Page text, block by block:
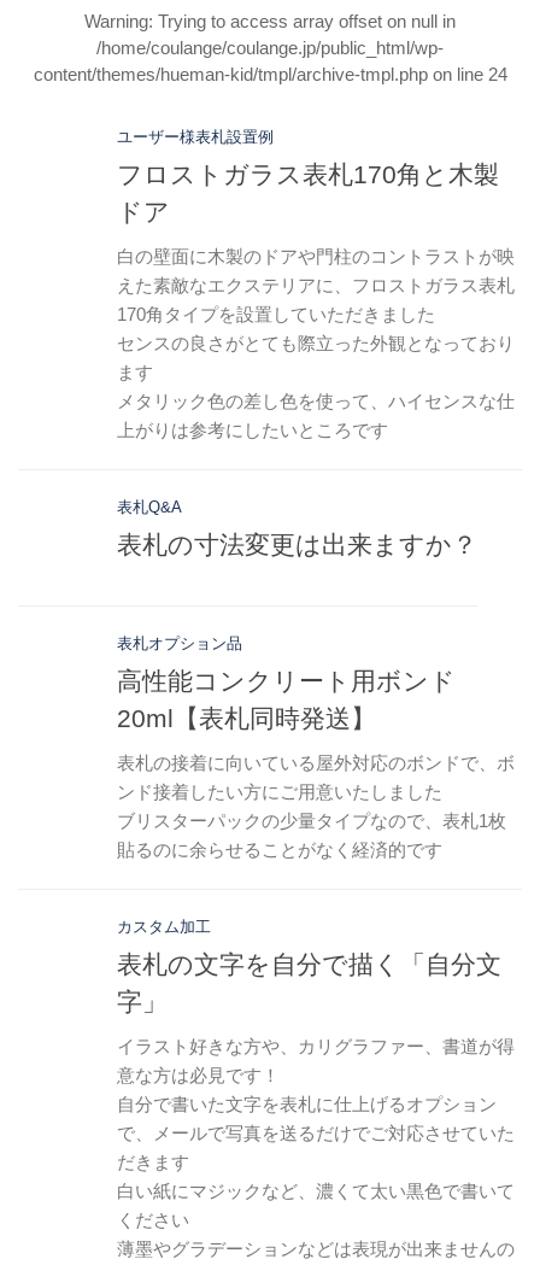
Warning: Trying to access array offset on null in
/home/coulange/coulange.jp/public_html/wp-
content/themes/hueman-kid/tmpl/archive-tmpl.phpon line 24
ユーザー様表札設置例
フロストガラス表札170角と木製
ドア
白の壁面に木製のドアや門柱のコントラストが映
えた素敵なエクステリアに、フロストガラス表札
170角タイプを設置していただきました
センスの良さがとても際立った外観となっており
ます
メタリック色の差し色を使って、ハイセンスな仕
上がりは参考にしたいところです
表札Q&A
表札の寸法変更は出来ますか？
表札オプション品
高性能コンクリート用ボンド
20ml【表札同時発送】
表札の接着に向いている屋外対応のボンドで、ボ
ンド接着したい方にご用意いたしました
ブリスターパックの少量タイプなので、表札1枚
貼るのに余らせることがなく経済的です
カスタム加工
表札の文字を自分で描く「自分文
字」
イラスト好きな方や、カリグラファー、書道が得
意な方は必見です！
自分で書いた文字を表札に仕上げるオプション
で、メールで写真を送るだけでご対応させていた
だきます
白い紙にマジックなど、濃くて太い黒色で書いて
ください
薄墨やグラデーションなどは表現が出来ませんの